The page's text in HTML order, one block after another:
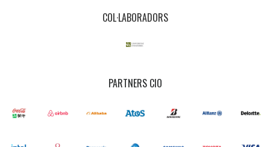
COL·LABORADORS
PARTNERS CIO